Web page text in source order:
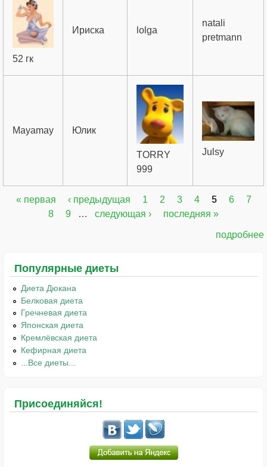
52 гк
Ириска lolga
natali
pretmann
Mayamay Юлик
TORRY
999
Julsy
Страницы
« первая ‹ предыдущая 1 2 3 4 5 6
7
8
9 … следующая › последняя »
подробнее
Популярные диеты
Диета Дюкана
Белковая диета
Гречневая диета
Японская диета
Кремлёвская диета
Кефирная диета
...Все диеты...
Присоединяйся!